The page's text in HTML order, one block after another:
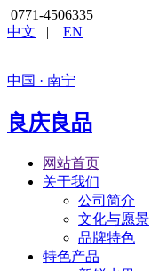
0771-4506335
中文 | EN
中国 · 南宁
良庆良品
网站首页
关于我们
公司简介
文化与愿景
品牌特色
特色产品